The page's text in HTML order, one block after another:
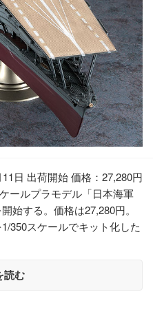
日 出荷開始 価格：27,280円
ールプラモデル「日本海軍
始する。価格は27,280円。
350スケールでキット化した
読む